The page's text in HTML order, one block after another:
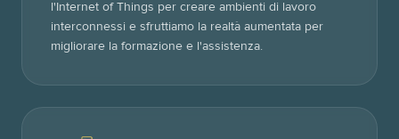
l'Internet of Things per creare ambienti di lavoro
interconnessi e sfruttiamo la realtà aumentata per
migliorare la formazione e l'assistenza.